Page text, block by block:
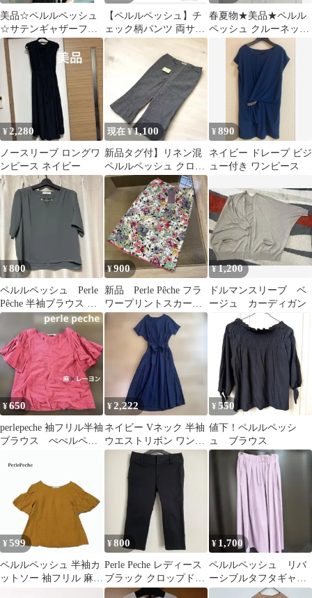
美品☆ペルルペッシュ
☆サテンギャザーフレ
ンチブラウス☆高品質
【ペルルペッシュ】チ
ェック柄パンツ 両サイ
ドと後ろにポケット付
き カジュアル
春夏物★美品★ペルル
ペッシュ クルーネック
ロゴプリントTシャツ
定価4400円黒
¥2,280
ノースリーブ ロングワ
ンピース ネイビー
現在 ¥1,100
新品タグ付】リネン混
ペルルペッシュ クロッ
プドパンツ グレー 38
M相当
¥890
ネイビー ドレープ ビジ
ュー付き ワンピース
¥800
ペルルペッシュ Perle
Pêche 半袖ブラウス カ
ーキ
¥900
新品 Perle Pêche フラ
ワープリントスカート
38 定価7,900円
¥1,200
ドルマンスリーブ ベ
ージュ カーディガン
¥650
perlepeche 袖フリル半袖
ブラウス ぺぺルペッ
¥2,222
ネイビー Vネック 半袖
ウエストリボン ワンピ
ース
¥550
値下！ペルルペッシ
ュ ブラウス
¥599
ペルルペッシュ 半袖カ
ットソー 袖フリル 麻
Ｖネック カジュアル シ
¥800
Perle Peche レディース
ブラック クロップドパ
ンツ
¥ 1,700
ペルルペッシュ リバ
ーシブルタフタギャザ
ースカート